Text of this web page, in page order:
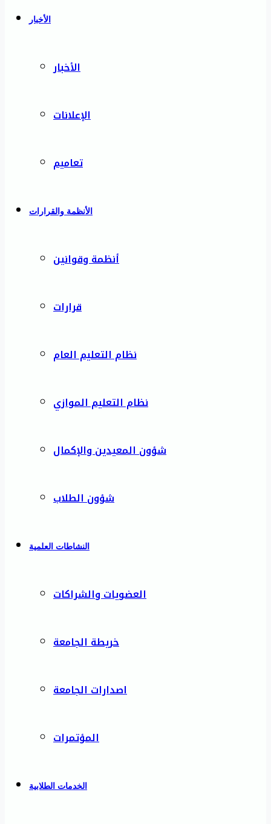
الأخبار
الأخبار
الإعلانات
تعاميم
الأنظمة والقرارات
أنظمة وقوانين
قرارات
نظام التعليم العام
نظام التعليم الموازي
شؤون المعيدين والإكمال
شؤون الطلاب
النشاطات العلمية
العضويات والشراكات
خريطة الجامعة
اصدارات الجامعة
المؤتمرات
الخدمات الطلابية